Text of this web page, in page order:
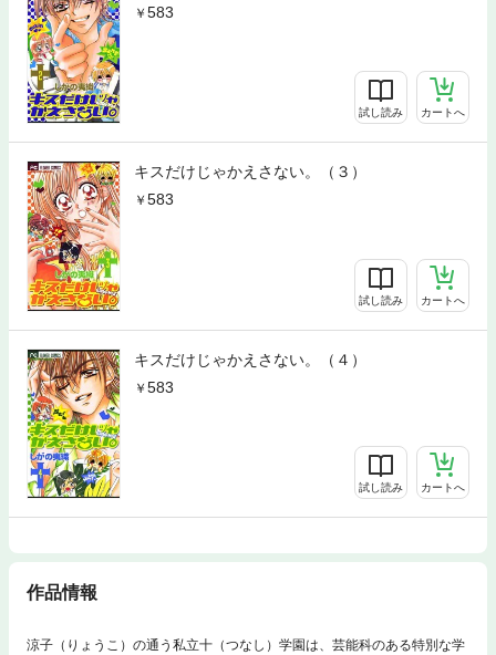
583
試し読み カートへ
キスだけじゃかえさない。（３）
583
試し読み カートへ
キスだけじゃかえさない。（４）
583
試し読み カートへ
作品情報
涼子（りょうこ）の通う私立十（つなし）学園は、芸能科のある特別な学